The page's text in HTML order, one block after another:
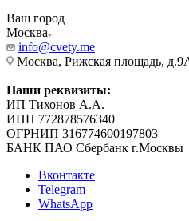
Ваш город
Москва
info@cvety.me
Москва, Рижская площадь,
Наши реквизиты:
ИП Тихонов А.А.
ИНН 772878576340
ОГРНИП 316774600197803
БАНК ПАО Сбербанк г.Москвы
Вконтакте
Telegram
WhatsApp